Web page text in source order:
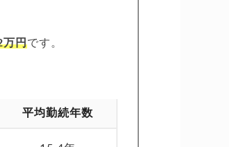
万円です。
平均勤続年数